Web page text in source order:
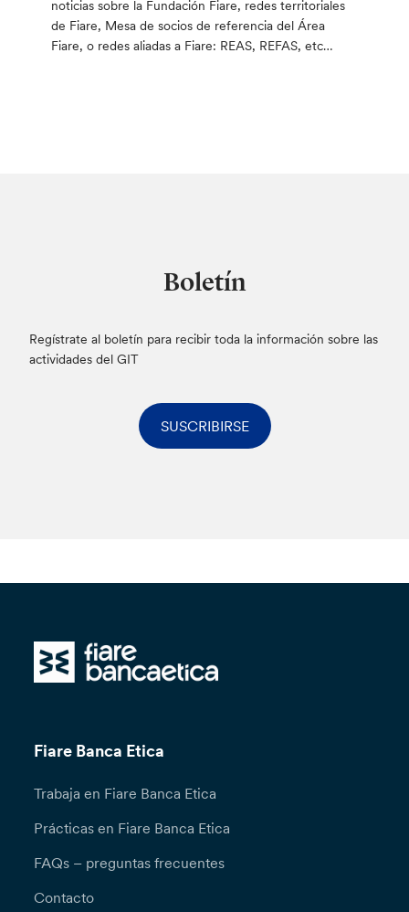
noticias sobre la Fundación Fiare, redes territoriales
de Fiare, Mesa de socios de referencia del Área
Fiare, o redes aliadas a Fiare: REAS, REFAS, etc…
Boletín
Regístrate al boletín para recibir toda la información sobre las
actividades del GIT
SUSCRIBIRSE
Fiare Banca Etica
Trabaja en Fiare Banca Etica
Prácticas en Fiare Banca Etica
FAQs – preguntas frecuentes
Contacto